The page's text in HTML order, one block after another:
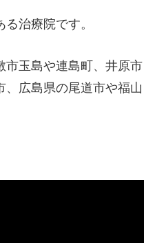
治療院です。
市玉島や連島町、井原市
、広島県の尾道市や福山